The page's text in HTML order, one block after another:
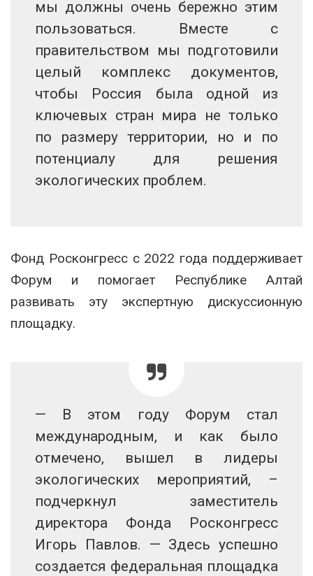
мы должны очень бережно этим
пользоваться. Вместе с
правительством мы подготовили
целый комплекс документов,
чтобы Россия была одной из
ключевых стран мира не только
по размеру территории, но и по
потенциалу для решения
экологических проблем.
Фонд Росконгресс с 2022 года поддерживает
Форум и помогает Республике Алтай
развивать эту экспертную дискуссионную
площадку.
— В этом году Форум стал
международным, и как было
отмечено, вышел в лидеры
экологических мероприятий, –
подчеркнул заместитель
директора Фонда Росконгресс
Игорь Павлов. — Здесь успешно
создается федеральная площадка